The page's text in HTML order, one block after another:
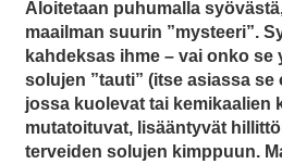
Aloitetaan puhumalla
maailman suurin ”mysteeri”.
kahdeksas ihme – vai onko se
solujen ”tauti” (itse asiassa
jossa kuolevat tai kemikaalien
mutatoituvat, lisääntyvät
terveiden solujen kimppuun.